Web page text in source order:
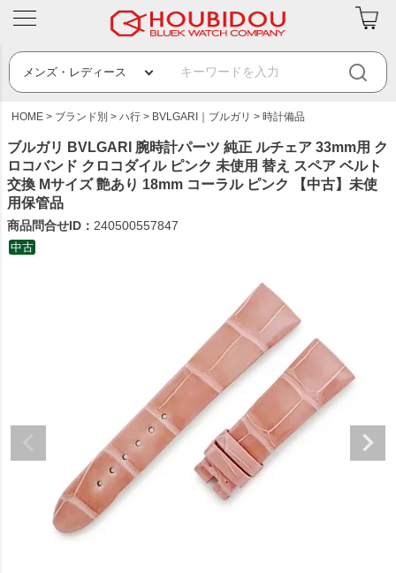
HOME ブランド別 ハ行 BVLGARI｜ブルガリ 時計備品
ブルガリ BVLGARI 腕時計パーツ 純正 ルチェア 33mm用 ク
ロコバンド クロコダイル ピンク 未使用 替え スペア ベルト
交換 Mサイズ 艶あり 18mm コーラル ピンク 【中古】未使
用保管品
商品問合せID： 240500557847
中古